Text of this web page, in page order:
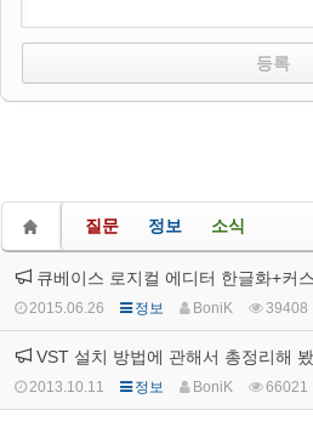
질문 정보 소식
큐베이스 로지컬 에디터 한글화+커
2015.06.26 정보 BoniK 39408
VST 설치 방법에 관해서 총정리해
2013.10.11 정보 BoniK 66021